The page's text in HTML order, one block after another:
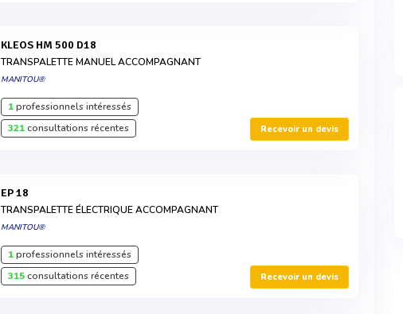
KLEOS HM 500 D18
TRANSPALETTE MANUEL ACCOMPAGNANT
MANITOU®
1professionnels intéressés
321consultations récentes Recevoir un devis
EP 18
TRANSPALETTE ÉLECTRIQUE ACCOMPAGNANT
MANITOU®
1professionnels intéressés
315consultations récentes Recevoir un devis